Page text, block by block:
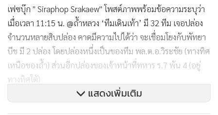
เฟซบุ๊ก " Siraphop Srakaew" โพสต์ภาพพร้อมข้อความระบุว่า
เมื่อเวลา 11:15 น. @ถ้ำหลวง ‘ทีมเดินเท้า’ มี 32 ทีม เจอปล่อง
จำนวนหลายสิบปล่อง คาดมีความไปได้ว่า จะเชื่อมโยงกับพัทยา
บีช มี 2 ปล่อง โดยปล่องหนึ่งเป็นของทีม พล.ต.อ.วิระชัย (ทางทิศ
เหนือของถ้ำ) ส่วนอีกปล่องของเจ้าหน้าที่ทหาร ร.7 พัน 4 (อยู่
ทางทิศใต้)
แสดงเพิ่มเติม